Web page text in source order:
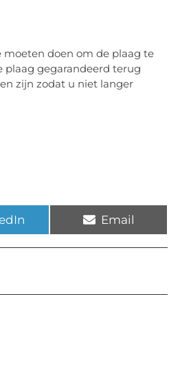
doen om de plaag te
plaag gegarandeerd terug
zijn zodat u niet langer
Email